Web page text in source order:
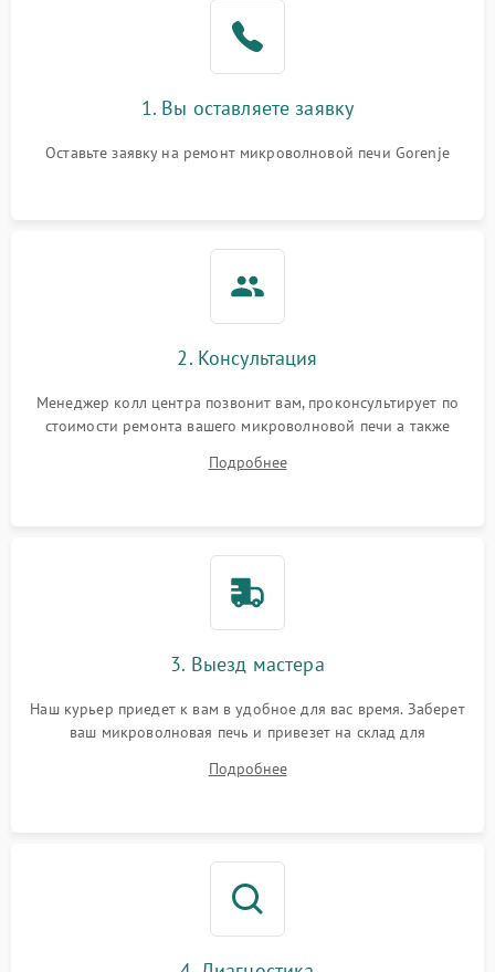
2200 ₽
Не работают сенсорные
1000 ₽
1. Вы оставляете заявку
Оставьте заявку на ремонт микроволновой печи Gorenje
2. Консультация
Менеджер колл центра позвонит вам, проконсультирует по
стоимости ремонта вашего микроволновой печи а также
Подробнее
3. Выезд мастера
Наш курьер приедет к вам в удобное для вас время. Заберет
ваш микроволновая печь и привезет на склад для
Подробнее